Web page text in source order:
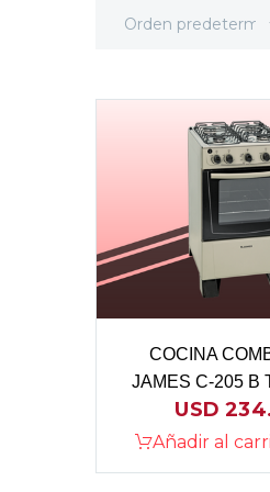
Orden
COCINA
JAMES C-205 B
USD
Añadir al